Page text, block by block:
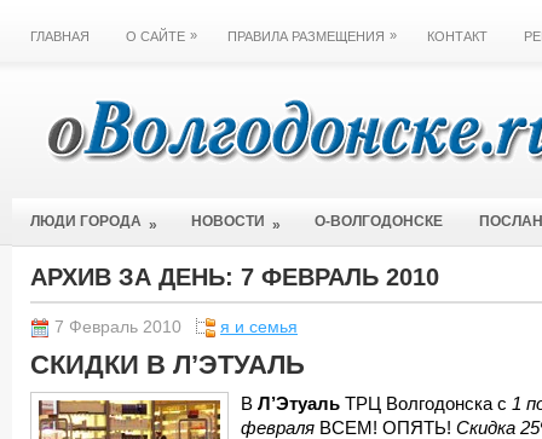
ГЛАВНАЯ О САЙТЕ » ПРАВИЛА РАЗМЕЩЕНИЯ » КОНТАКТ
ЛЮДИ ГОРОДА » НОВОСТИ » О-ВОЛГОДОНСКЕ
АРХИВ ЗА ДЕНЬ: 7 ФЕВРАЛЬ 2010
7 Февраль 2010 я и семья
СКИДКИ В Л’ЭТУАЛЬ
В Л’Этуаль ТРЦ Волгодонска с 1
февраля ВСЕМ! ОПЯТЬ! Скидка